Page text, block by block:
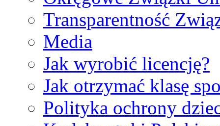
Transparentność
Media
Jak wyrobić licencję?
Jak otrzymać klasę
Polityka ochrony